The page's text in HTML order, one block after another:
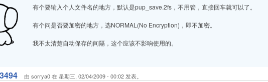
有个要输入个人文件名的地方，默认是pup_save.2fs，不用管，直接回车就可以了。
有个问是否要加密的地方，选NORMAL(No Encryption)，即不加密。
我不太清楚自动保存的间隔，这个应该不影响使用的。
由 sorrya0 在 星期三, 02/04/2009 - 00:02 发表。